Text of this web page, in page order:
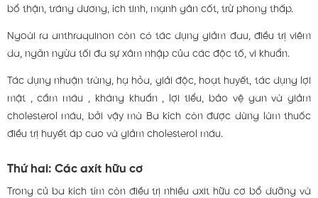
bổ thận, tráng dương, ích tinh, mạnh gân cốt, trừ phong thấp.
Ngoài ra anthraquinon còn có tác dụng giảm đau, điều trị viêm
da, ngăn ngừa tối đa sự xâm nhập của các độc tố, vi khuẩn.
Tác dụng nhuận tràng, hạ hỏa, giải độc, hoạt huyết, tác dụng lợi
mật , cầm máu , kháng khuẩn , lợi tiểu, bảo vệ gan và giảm
cholesterol máu, bởi vậy mà Ba kích còn được dùng làm thuốc
điều trị huyết áp cao và giảm cholesterol máu.
Thứ hai: Các axít hữu cơ
Trong củ ba kích tím còn điều trị nhiều axit hữu cơ bổ dưỡng và